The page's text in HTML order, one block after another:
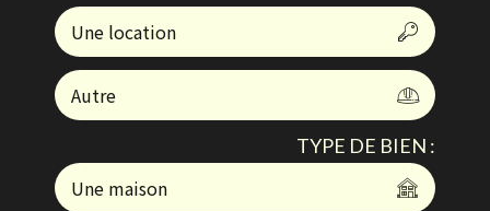
Une location
Autre
TYPE DE BIEN :
Une maison